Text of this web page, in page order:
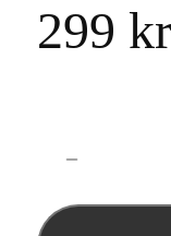
299 kr